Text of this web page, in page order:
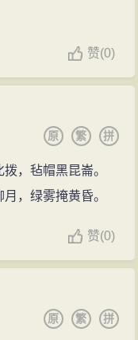
而出。那般痛彻
光掠影似的凌空
茫、苍凉之景的描
电，令人更加感
穷的希望和勇气，
赞(0)
拼
繁
原
，毡帽黑昆崙。
，绿雾掩黄昏。
赞(0)
拼
繁
原